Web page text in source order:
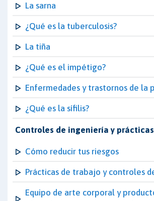
La sarna
¿Qué es la tuberculosis?
La tiña
¿Qué es el impétigo?
Enfermedades y trastornos de la
¿Qué es la sífilis?
Controles de ingeniería y
Cómo reducir tus riesgos
Prácticas de trabajo y controles
Equipo de arte corporal y